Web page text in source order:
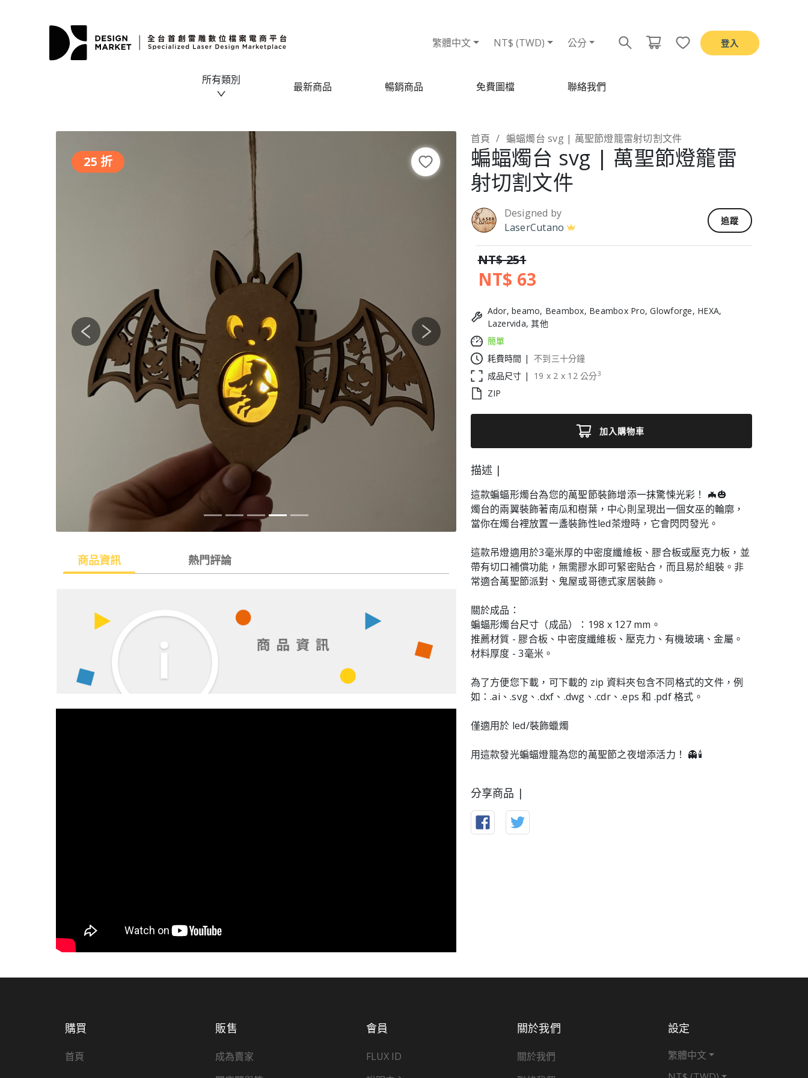
繁體中文 NT$ (TWD) 公分 登入
所有類別
最新商品 暢銷商品 免費圖檔 聯絡我們
25 折
Previous Next
商品資訊 熱門評論
首頁 蝙蝠燭台 svg | 萬聖節燈籠雷射切割文件
蝙蝠燭台 svg | 萬聖節燈籠雷
射切割文件
Designed by
LaserCutano
追蹤
NT$ 251
NT$ 63
Ador, beamo, Beambox, Beambox Pro, Glowforge, HEXA,
Lazervida, 其他
簡單
耗費時間 |
不到三十分鐘
成品尺寸 |
19 x 2 x 12 公分3
ZIP
加入購物車
描述 |
這款蝙蝠形燭台為您的萬聖節裝飾增添一抹驚悚光彩！ 🦇🎃
燭台的兩翼裝飾著南瓜和樹葉，中心則呈現出一個女巫的輪廓，
當你在燭台裡放置一盞裝飾性led茶燈時，它會閃閃發光。
這款吊燈適用於3毫米厚的中密度纖維板、膠合板或壓克力板，並
帶有切口補償功能，無需膠水即可緊密貼合，而且易於組裝。非
常適合萬聖節派對、鬼屋或哥德式家居裝飾。
關於成品：
蝙蝠形燭台尺寸（成品）：198 x 127 mm。
推薦材質 - 膠合板、中密度纖維板、壓克力、有機玻璃、金屬。
材料厚度 - 3毫米。
為了方便您下載，可下載的 zip 資料夾包含不同格式的文件，例
如：.ai、.svg、.dxf、.dwg、.cdr、.eps 和 .pdf 格式。
僅適用於 led/裝飾蠟燭
用這款發光蝙蝠燈籠為您的萬聖節之夜增添活力！ 👻🕯️
分享商品 |
購買
首頁
販售
成為賣家
會員
FLUX ID
關於我們
關於我們
設定
繁體中文